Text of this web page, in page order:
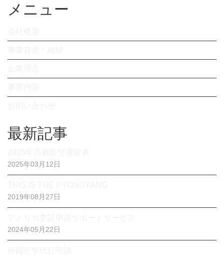
メニュー
最新記事
2025年03月12日
2019年08月27日
2024年05月22日